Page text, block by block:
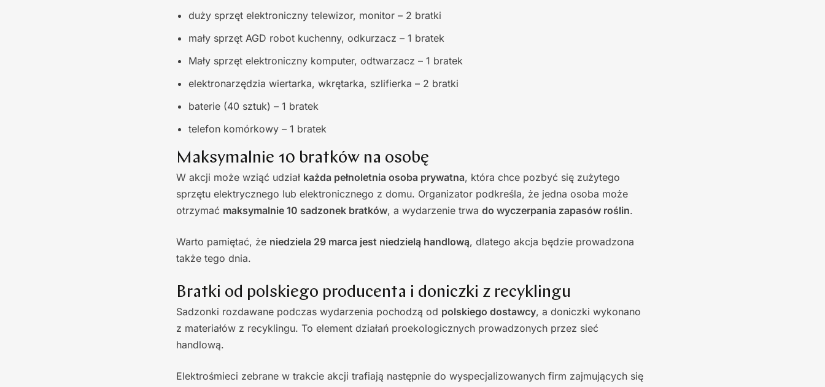
duży sprzęt elektroniczny telewizor, monitor – 2 bratki
mały sprzęt AGD robot kuchenny, odkurzacz – 1 bratek
Mały sprzęt elektroniczny komputer, odtwarzacz – 1 bratek
elektronarzędzia wiertarka, wkrętarka, szlifierka – 2 bratki
baterie (40 sztuk) – 1 bratek
telefon komórkowy – 1 bratek
Maksymalnie 10 bratków na osobę
W akcji może wziąć udział każda pełnoletnia osoba prywatna, która chce pozbyć się zużytego
sprzętu elektrycznego lub elektronicznego z domu. Organizator podkreśla, że jedna osoba może
otrzymać maksymalnie 10 sadzonek bratków, a wydarzenie trwa do wyczerpania zapasów roślin.
Warto pamiętać, że niedziela 29 marca jest niedzielą handlową, dlatego akcja będzie prowadzona
także tego dnia.
Bratki od polskiego producenta i doniczki z recyklingu
Sadzonki rozdawane podczas wydarzenia pochodzą od polskiego dostawcy, a doniczki wykonano
z materiałów z recyklingu. To element działań proekologicznych prowadzonych przez sieć
handlową.
Elektrośmieci zebrane w trakcie akcji trafiają następnie do wyspecjalizowanych firm zajmujących się